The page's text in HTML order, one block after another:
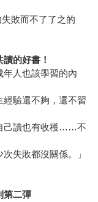
敗而不了了之的
的好書！
年人也該學習的內
驗還不夠，還不習
己讀也有收穫……不
失敗都沒關係。」
第二彈